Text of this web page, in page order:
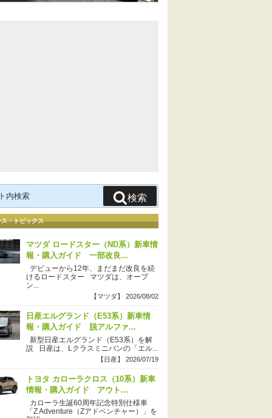
検索
ス・トピックス
マツダ ロードスター（ND系）新車情
報・購入ガイド 一部改良...
デビューから12年、まだまだ改良を続
けるロードスター マツダは、オープ
ン...
【マツダ】 2026/08/02
日産エルグランド（E53系）新車情
報・購入ガイド 脱アルファ...
新型日産エルグランド（E53系）を解
説 日産は、Lクラスミニバンの「エル...
【日産】 2026/07/19
トヨタ カローラクロス（10系）新車
情報・購入ガイド アウト...
カローラ生誕60周年記念特別仕様車
「Z Adventure（Zアドベンチャー）」を